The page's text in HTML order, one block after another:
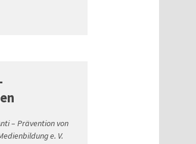
– Prävention von
e. V.